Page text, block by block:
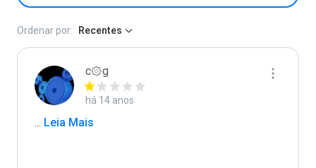
Ordenar por: Recentes
c۞g
há 14 anos
... Leia Mais